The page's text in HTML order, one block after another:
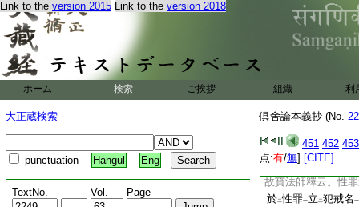
Link to the version 2015 Link to the version 2018
ホーム 検索 ご挨拶 組織 利
大正蔵検索
punctuation Hangul Eng
TextNo. Vol. Page
倶舍論本義抄 (No.
451 452 453
点:有/無] [CITE]
不善色一。唯以二 性罪
答。一者不
犯戒
色之論文。唯以 性
戒一也。故論中。具
時食等。雖レ 非 二性罪
意遮止。受戒者犯名
遮名 一 文 頌文云 離
。以
遮罪別擧
故寶法師釋云。性
於二性罪一立 二犯戒名 一